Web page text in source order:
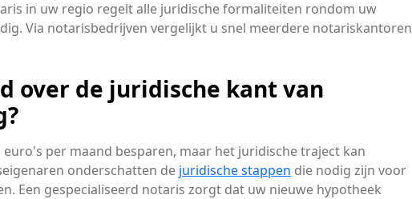
in uw regio regelt alle juridische formaliteiten rondom uw
Via notarisbedrijven vergelijkt u snel meerdere notariskantoren
over de juridische kant van
per maand besparen, maar het juridische traject kan
onderschatten de juridische stappen die nodig zijn voor
Een gespecialiseerd notaris zorgt dat uw nieuwe hypotheek